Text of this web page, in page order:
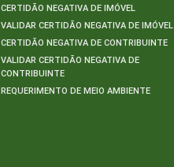
CERTIDÃO NEGATIVA DE IMÓVEL
VALIDAR CERTIDÃO NEGATIVA DE IMÓVEL
CERTIDÃO NEGATIVA DE CONTRIBUINTE
VALIDAR CERTIDÃO NEGATIVA DE
CONTRIBUINTE
REQUERIMENTO DE MEIO AMBIENTE